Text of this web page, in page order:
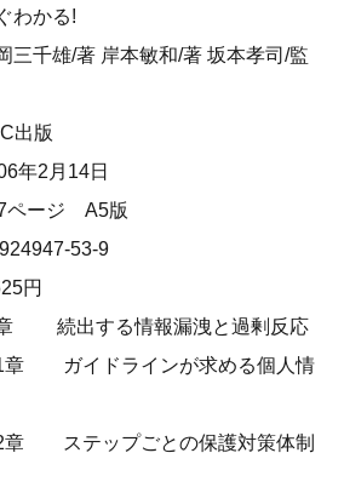
わかる!
千雄/著 岸本敏和/著 坂本孝司/監
出版
年2月14日
ページ A5版
53-9
円
出する情報漏洩と過剰反応
ラインが求める個人情
ごとの保護対策体制